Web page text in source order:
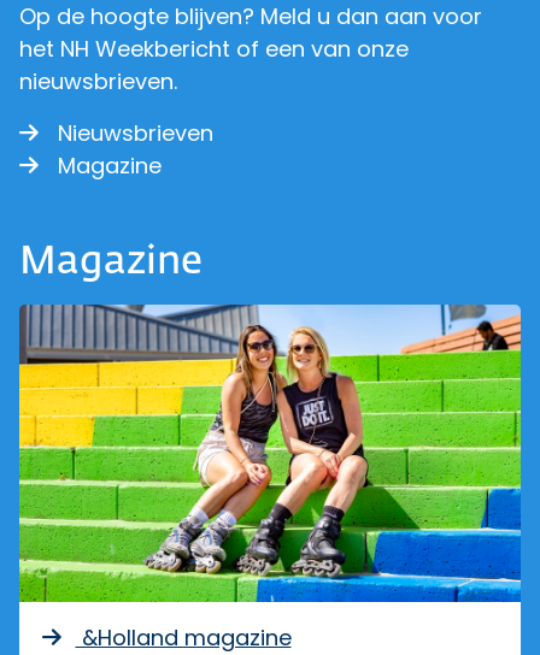
Op de hoogte blijven? Meld u dan aan voor
het NH Weekbericht of een van onze
nieuwsbrieven.
Nieuwsbrieven
Magazine
Magazine
&Holland magazine